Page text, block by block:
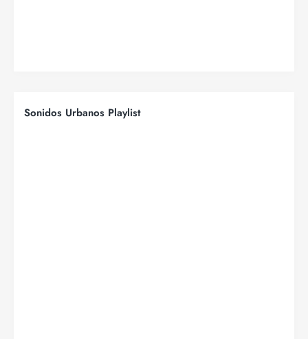
Sonidos Urbanos Playlist